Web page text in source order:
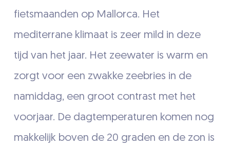
fietsmaanden op Mallorca. Het
mediterrane klimaat is zeer mild in deze
tijd van het jaar. Het zeewater is warm en
zorgt voor een zwakke zeebries in de
namiddag, een groot contrast met het
voorjaar. De dagtemperaturen komen nog
makkelijk boven de 20 graden en de zon is